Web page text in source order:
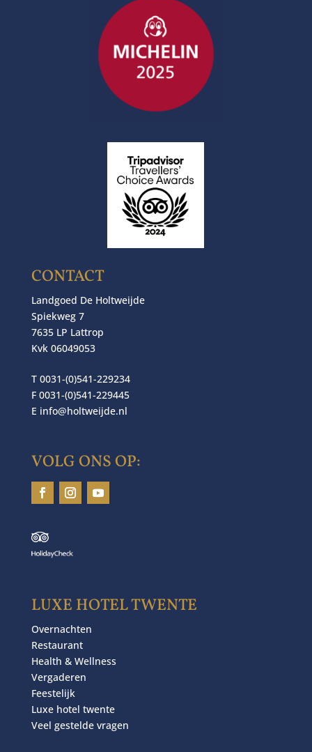
CONTACT
Landgoed De Holtweijde
Spiekweg 7
7635 LP Lattrop
Kvk 06049053
T 0031-(0)541-229234
F 0031-(0)541-229445
E info@holtweijde.nl
VOLG ONS OP:
LUXE HOTEL TWENTE
Overnachten
Restaurant
Health & Wellness
Vergaderen
Feestelijk
Luxe hotel twente
Veel gestelde vragen